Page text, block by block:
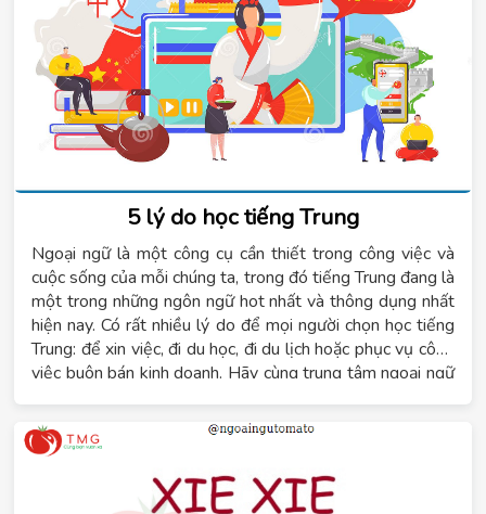
5 lý do học tiếng Trung
Ngoại ngữ là một công cụ cần thiết trong công việc và
cuộc sống của mỗi chúng ta, trong đó tiếng Trung đang là
một trong những ngôn ngữ hot nhất và thông dụng nhất
hiện nay. Có rất nhiều lý do để mọi người chọn học tiếng
Trung: để xin việc, đi du học, đi du lịch hoặc phục vụ công
việc buôn bán kinh doanh. Hãy cùng trung tâm ngoại ngữ
viết này.